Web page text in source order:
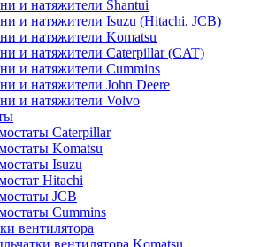
и натяжители Shantui
и натяжители Isuzu (Hitachi, JCB)
и натяжители Komatsu
и натяжители Caterpillar (CAT)
и натяжители Cummins
и натяжители John Deere
и натяжители Volvo
Caterpillar
Komatsu
Isuzu
Hitachi
JCB
Cummins
вентилятора
вентилятора Komatsu